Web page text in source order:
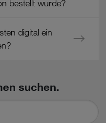
bestellt wurde?
digital ein
suchen.